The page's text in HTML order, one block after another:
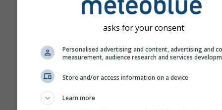
asks for your consent
Personalised advertising and content, advertising and
measurement, audience research and services
Store and/or access information on a device
Learn more